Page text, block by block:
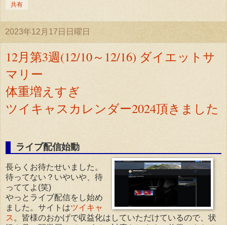
共有
2023年12月17日日曜日
12月第3週(12/10～12/16) ダイエットサ
マリー
体重増えすぎ
ツイキャスカレンダー2024頂きました
ライブ配信始動
長らくお待たせいました。
待ってない？いやいや、待
っててよ(笑)
やっとライブ配信をし始め
ました。サイトはツイキャ
ス 。皆様のおかげで収益化はしていただけているので、状